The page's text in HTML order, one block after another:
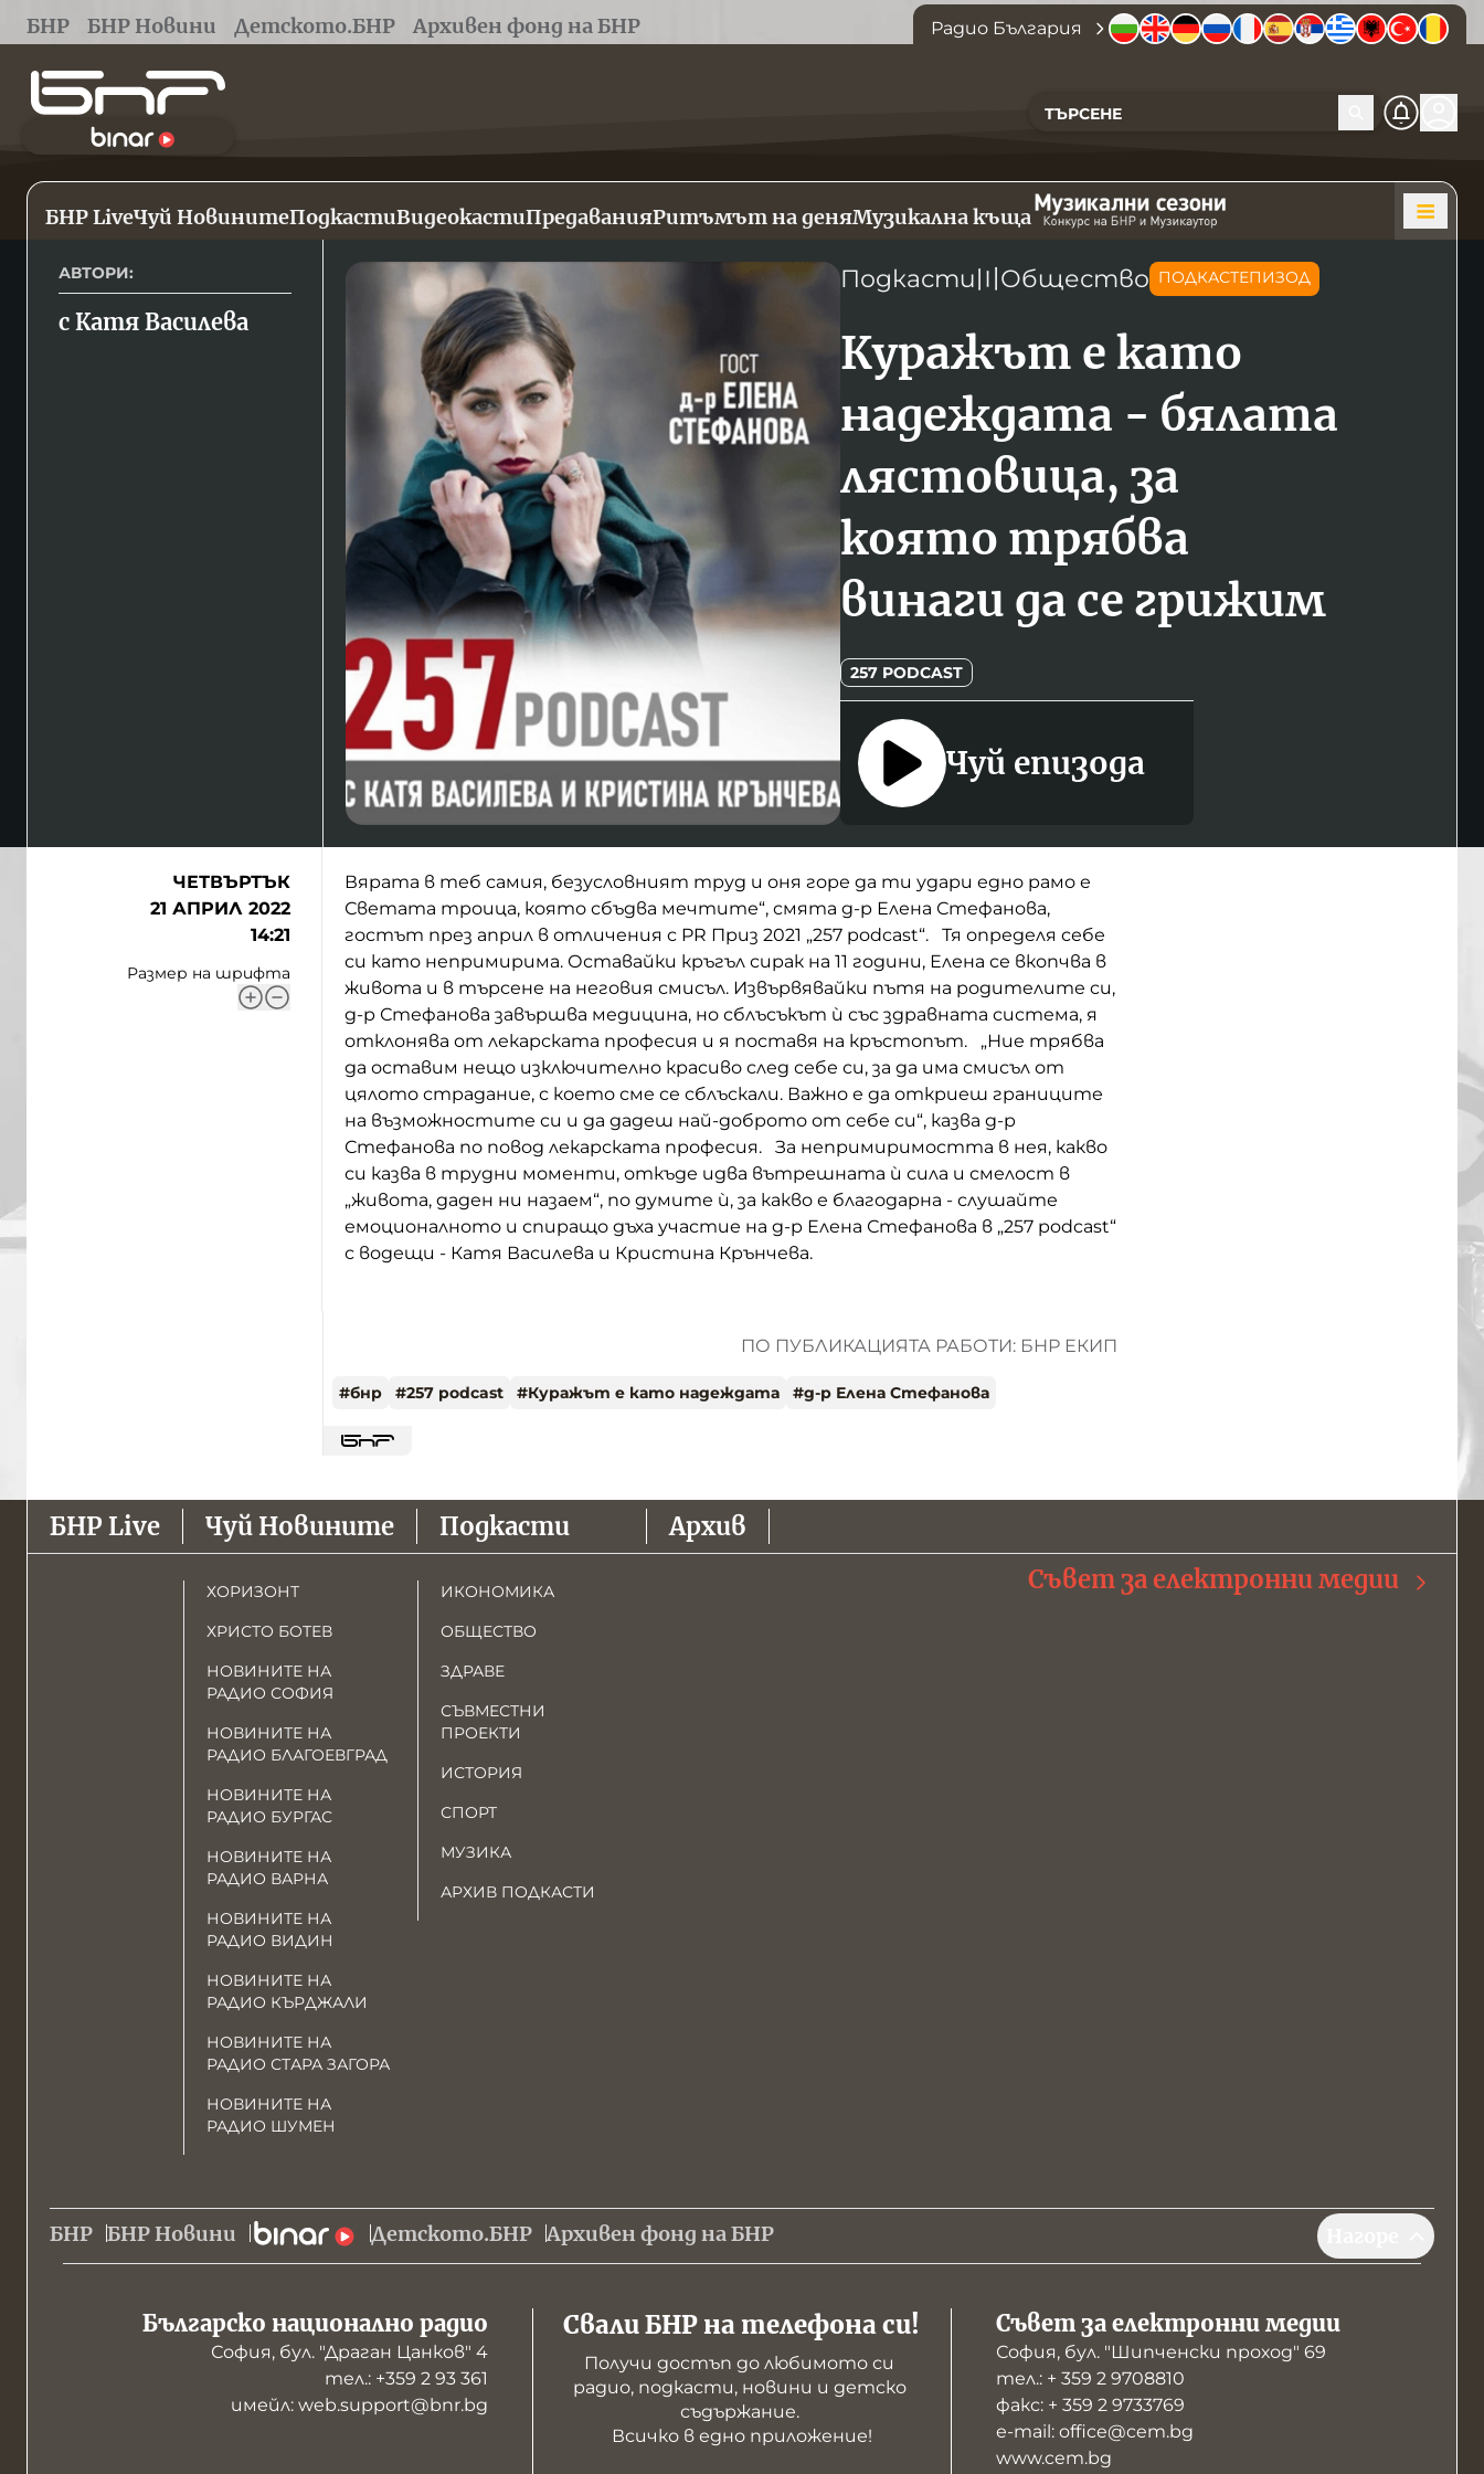
БНР БНР Новини Детското.БНР Архивен фонд на БНР Радио България
БНР LiveЧуй НовинитеПодкастиВидеокастиПредаванияРитъмът на деняМузикална къща
АВТОРИ:
с Катя Василева
Подкасти〣 Общество ПОДКАСТЕПИЗОД
Куражът е като
надеждата - бялата
лястовица, за
която трябва
винаги да се грижим
257 PODCAST
Чуй епизода
ЧЕТВЪРТЪК
21 АПРИЛ 2022
14:21
Размер на шрифта
Вярата в теб самия, безусловният труд и оня горе да ти удари едно рамо е
Светата троица, която сбъдва мечтите“, смята д-р Елена Стефанова,
гостът през април в отличения с PR Приз 2021 „257 podcast“. Тя определя себе
си като непримирима. Оставайки кръгъл сирак на 11 години, Елена се вкопчва в
живота и в търсене на неговия смисъл. Извървявайки пътя на родителите си,
д-р Стефанова завършва медицина, но сблъсъкът ѝ със здравната система, я
отклонява от лекарската професия и я поставя на кръстопът. „Ние трябва
да оставим нещо изключително красиво след себе си, за да има смисъл от
цялото страдание, с което сме се сблъскали. Важно е да откриеш границите
на възможностите си и да дадеш най-доброто от себе си“, казва д-р
Стефанова по повод лекарската професия. За непримиримостта в нея, какво
си казва в трудни моменти, откъде идва вътрешната ѝ сила и смелост в
„живота, даден ни назаем“, по думите ѝ, за какво е благодарна - слушайте
емоционалното и спиращо дъха участие на д-р Елена Стефанова в „257 podcast“
с водещи - Катя Василева и Кристина Крънчева.
ПО ПУБЛИКАЦИЯТА РАБОТИ: БНР ЕКИП
#бнр #257 podcast #Куражът е като надеждата #д-р Елена Стефанова
БНР Live Чуй Новините
ХОРИЗОНТ
ХРИСТО БОТЕВ
НОВИНИТЕ НА
РАДИО СОФИЯ
НОВИНИТЕ НА
РАДИО БЛАГОЕВГРАД
НОВИНИТЕ НА
РАДИО БУРГАС
НОВИНИТЕ НА
РАДИО ВАРНА
НОВИНИТЕ НА
РАДИО ВИДИН
НОВИНИТЕ НА
РАДИО КЪРДЖАЛИ
НОВИНИТЕ НА
РАДИО СТАРА ЗАГОРА
НОВИНИТЕ НА
РАДИО ШУМЕН
Подкасти
ИКОНОМИКА
ОБЩЕСТВО
ЗДРАВЕ
СЪВМЕСТНИ
ПРОЕКТИ
ИСТОРИЯ
СПОРТ
МУЗИКА
АРХИВ ПОДКАСТИ
Архив
Съвет за електронни медии
БНР БНР Новини Детското.БНР Архивен фонд на БНР
Българско национално радио
София, бул. "Драган Цанков" 4
тел.: +359 2 93 361
имейл: web.support@bnr.bg
Свали БНР на телефона си!
Получи достъп до любимото си
радио, подкасти, новини и детско
съдържание.
Всичко в едно приложение!
Съвет за електронни медии
София, бул. "Шипченски проход" 69
тел.: + 359 2 9708810
факс: + 359 2 9733769
е-mail: office@cem.bg
www.cem.bg